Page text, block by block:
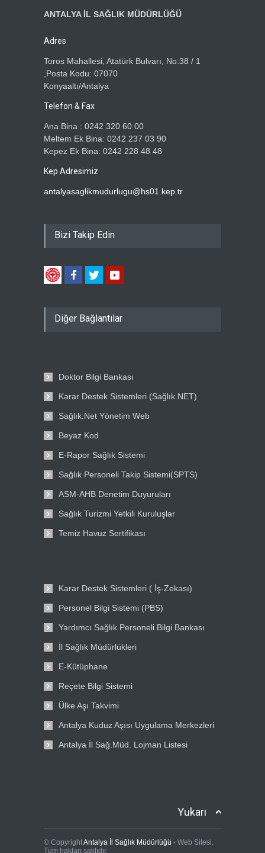
ANTALYA İL SAĞLIK MÜDÜRLÜĞÜ
Adres
Toros Mahallesi, Atatürk Bulvarı, No:38 / 1
,Posta Kodu: 07070
Konyaaltı/Antalya
Telefon & Fax
Ana Bina : 0242 320 60 00
Meltem Ek Bina: 0242 237 03 90
Kepez Ek Bina: 0242 228 48 48
Kep Adresimiz
antalyasaglikmudurlugu@hs01.kep.tr
Bizi Takip Edin
Diğer Bağlantılar
Doktor Bilgi Bankası
Karar Destek Sistemleri (Sağlık.NET)
Sağlık.Net Yönetim Web
Beyaz Kod
E-Rapor Sağlık Sistemi
Sağlık Personeli Takip Sistemi(SPTS)
ASM-AHB Denetim Duyuruları
Sağlık Turizmi Yetkili Kuruluşlar
Temiz Havuz Sertifikası
Karar Destek Sistemleri ( İş-Zekası)
Personel Bilgi Sistemi (PBS)
Yardımcı Sağlık Personeli Bilgi Bankası
İl Sağlık Müdürlükleri
E-Kütüphane
Reçete Bilgi Sistemi
Ülke Aşı Takvimi
Antalya Kuduz Aşısı Uygulama Merkezleri
Antalya İl Sağ.Müd. Lojman Listesi
Yukarı
© CopyrightAntalya İl Sağlık Müdürlüğü - Web Sitesi.
Tüm hakları saklıdır.